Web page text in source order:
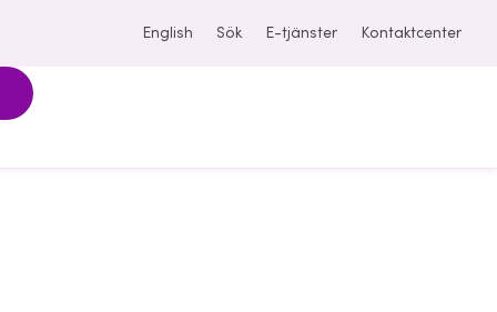
English Sök E-tjänster Kontaktcenter